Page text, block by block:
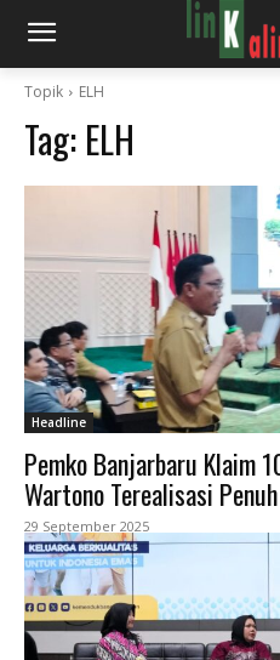
Topik ELH
Tag: ELH
Headline
Pemko Banjarbaru Klaim
Wartono Terealisasi Penuh
29 September 2025